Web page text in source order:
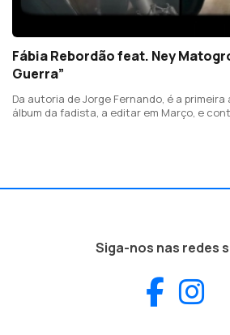
Fábia Rebordão feat. Ney
Guerra”
Da autoria de Jorge Fernando, é a primeira
álbum da fadista, a editar em Março, e
Siga-nos nas redes